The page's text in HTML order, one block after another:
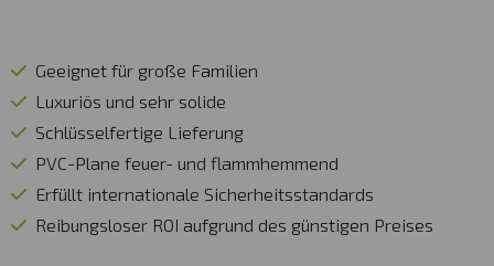
Geeignet für große Familien
Luxuriös und sehr solide
Schlüsselfertige Lieferung
PVC-Plane feuer- und flammhemmend
Erfüllt internationale Sicherheitsstandards
Reibungsloser ROI aufgrund des günstigen Preises